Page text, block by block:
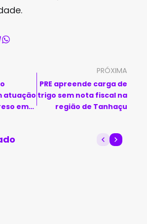
atuação
em
PRÓXIMA
PRE apreende carga de
trigo sem nota fiscal na
região de Tanhaçu